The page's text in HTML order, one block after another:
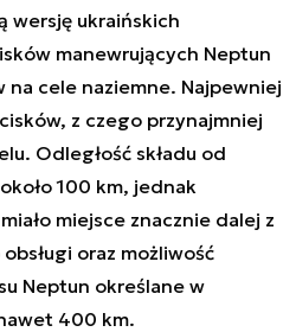
wersję ukraińskich
manewrujących Neptun
cele naziemne. Najpewniej
z czego przynajmniej
Odległość składu od
100 km, jednak
miejsce znacznie dalej z
oraz możliwość
Neptun określane w
400 km.